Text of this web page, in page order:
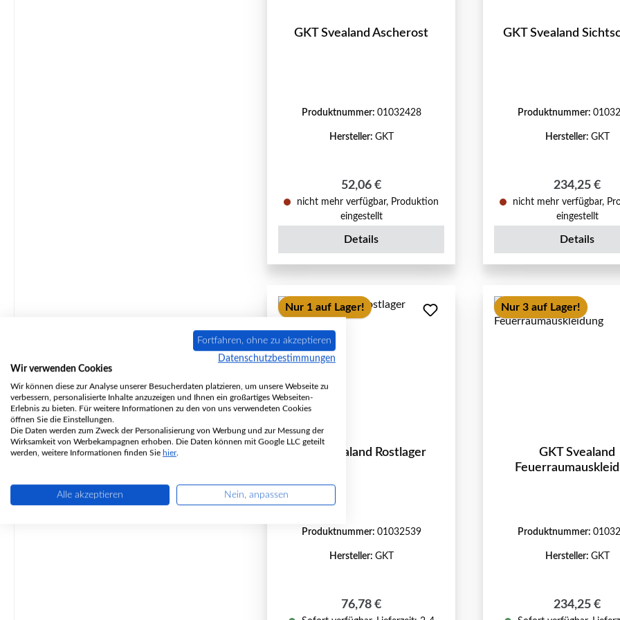
GKT Svealand Ascherost
Produktnummer: 01032428
Hersteller: GKT
Regulärer Preis:
52,06 €
nicht mehr verfügbar, Produktion
eingestellt
Details
GKT Svealand
Produktnummer:
Hersteller: GKT
Regulärer
234,25 €
nicht mehr verfügbar,
eingestellt
Details
Nur 1 auf Lager!
GKT Svealand Rostlager
Produktnummer: 01032539
Hersteller: GKT
Regulärer Preis:
76,78 €
Nur 3 auf Lager!
GKT Svealand
Produktnummer:
Hersteller: GKT
Regulärer
234,25 €
Fortfahren, ohne zu akzeptieren
Datenschutzbestimmungen
Wir verwenden Cookies
Wir können diese zur Analyse unserer Besucherdaten platzieren, um unsere Webseite zu
verbessern, personalisierte Inhalte anzuzeigen und Ihnen ein großartiges Webseiten-
Erlebnis zu bieten. Für weitere Informationen zu den von uns verwendeten Cookies
öffnen Sie die Einstellungen.
Die Daten werden zum Zweck der Personalisierung von Werbung und zur Messung der
Wirksamkeit von Werbekampagnen erhoben. Die Daten können mit Google LLC geteilt
werden, weitere Informationen finden Sie hier.
Alle akzeptieren Nein, anpassen